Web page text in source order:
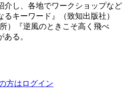
介し、各地でワークショップなど
キーワード』（致知出版社）
）『逆風のときこそ高く飛べ
る。
方はログイン